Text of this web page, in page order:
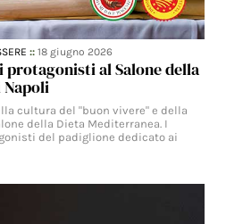
::18 giugno 2026
protagonisti al Salone della
cultura del "buon vivere" e della
della Dieta Mediterranea. I
del padiglione dedicato ai